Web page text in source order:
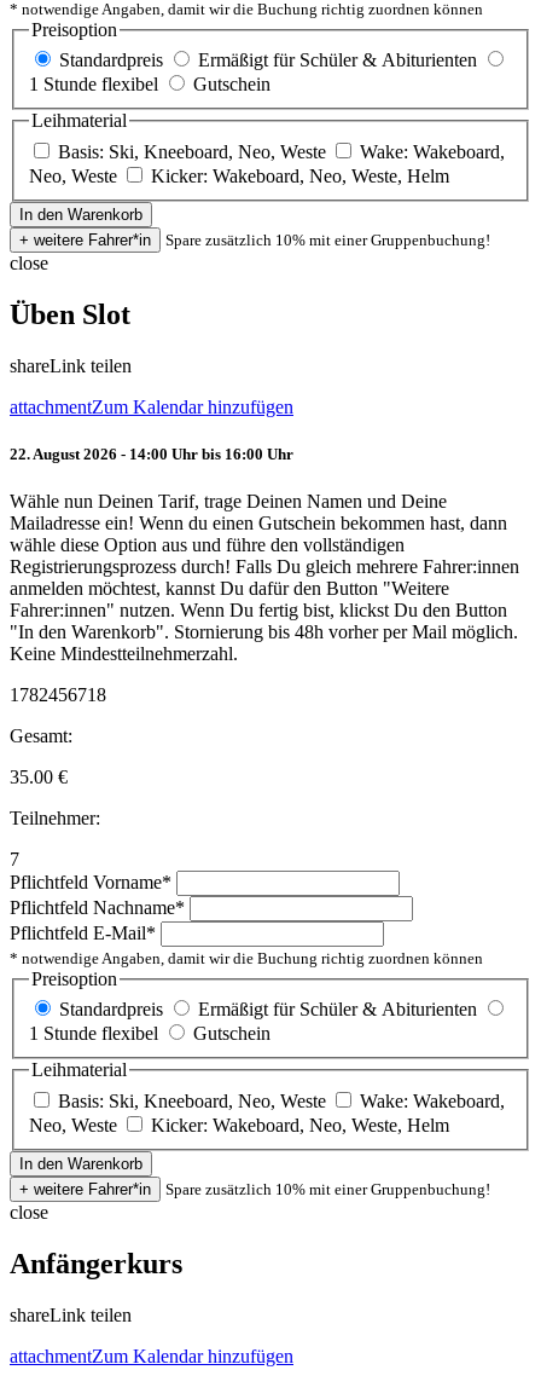
* notwendige Angaben, damit wir die Buchung richtig zuordnen können
Preisoption
Standardpreis
Ermäßigt für Schüler & Abiturienten
1 Stunde flexibel
Gutschein
Leihmaterial
Basis: Ski, Kneeboard, Neo, Weste
Wake: Wakeboard,
Neo, Weste
Kicker: Wakeboard, Neo, Weste, Helm
Spare zusätzlich 10% mit einer Gruppenbuchung!
close
Üben Slot
shareLink teilen
attachmentZum Kalendar hinzufügen
22. August 2026 - 14:00 Uhr bis 16:00 Uhr
Wähle nun Deinen Tarif, trage Deinen Namen und Deine
Mailadresse ein! Wenn du einen Gutschein bekommen hast, dann
wähle diese Option aus und führe den vollständigen
Registrierungsprozess durch! Falls Du gleich mehrere Fahrer:innen
anmelden möchtest, kannst Du dafür den Button "Weitere
Fahrer:innen" nutzen. Wenn Du fertig bist, klickst Du den Button
"In den Warenkorb". Stornierung bis 48h vorher per Mail möglich.
Keine Mindestteilnehmerzahl.
1782456718
Gesamt:
35.00 €
Teilnehmer:
7
Pflichtfeld Vorname*
Pflichtfeld Nachname*
Pflichtfeld E-Mail*
* notwendige Angaben, damit wir die Buchung richtig zuordnen können
Preisoption
Standardpreis
Ermäßigt für Schüler & Abiturienten
1 Stunde flexibel
Gutschein
Leihmaterial
Basis: Ski, Kneeboard, Neo, Weste
Wake: Wakeboard,
Neo, Weste
Kicker: Wakeboard, Neo, Weste, Helm
Spare zusätzlich 10% mit einer Gruppenbuchung!
close
Anfängerkurs
shareLink teilen
attachmentZum Kalendar hinzufügen